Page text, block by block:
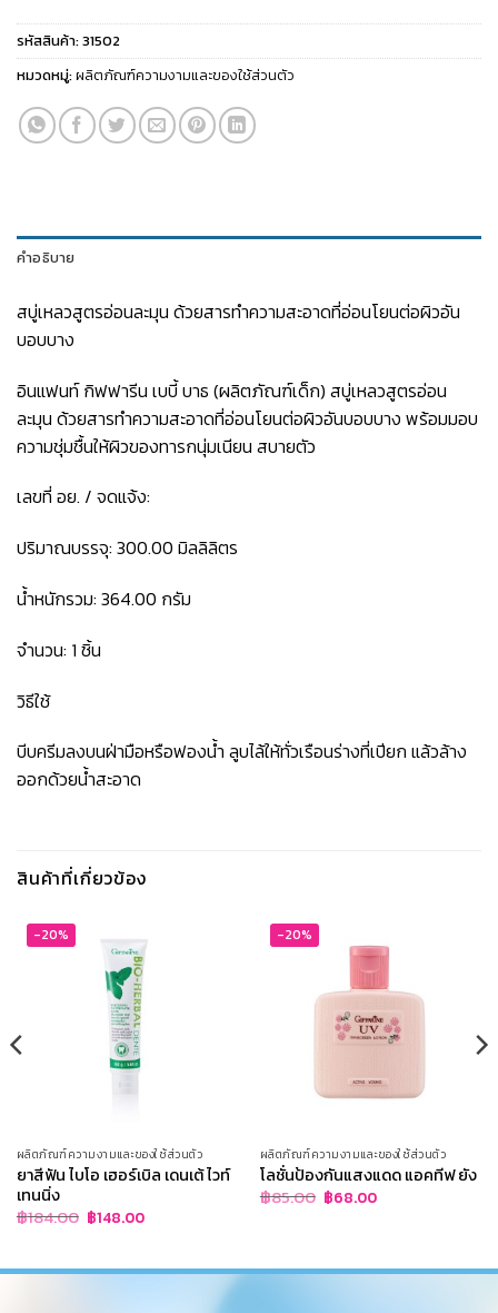
รหัสสินค้า:31502
หมวดหมู่:ผลิตภัณฑ์ความงามและของใช้ส่วนตัว
คำอธิบาย
สบู่เหลวสูตรอ่อนละมุน ด้วยสารทำความสะอาดที่อ่อนโยนต่อผิวอัน
บอบบาง
อินแฟนท์ กิฟฟารีน เบบี้ บาธ (ผลิตภัณฑ์เด็ก) สบู่เหลวสูตรอ่อน
ละมุน ด้วยสารทำความสะอาดที่อ่อนโยนต่อผิวอันบอบบาง พร้อมมอบ
ความชุ่มชื้นให้ผิวของทารกนุ่มเนียน สบายตัว
เลขที่ อย. / จดแจ้ง:
ปริมาณบรรจุ: 300.00 มิลลิลิตร
น้ำหนักรวม: 364.00 กรัม
จำนวน: 1 ชิ้น
วิธีใช้
บีบครีมลงบนฝ่ามือหรือฟองน้ำ ลูบไล้ให้ทั่วเรือนร่างที่เปียก แล้วล้าง
ออกด้วยน้ำสะอาด
สินค้าที่เกี่ยวข้อง
-20%
ผลิตภัณฑ์ความงามและของใช้ส่วนตัว
ยาสีฟัน ไบโอ เฮอร์เบิล เดนเต้ ไวท์
เทนนิ่ง
฿184.00 Original
price
฿148.00Current
price
-20%
ผลิตภัณฑ์ความงามและของใช้ส่วนตัว
โลชั่นป้องกันแสงแดด แอคทีฟ ยัง
฿85.00 Original
price
฿68.00Current
price